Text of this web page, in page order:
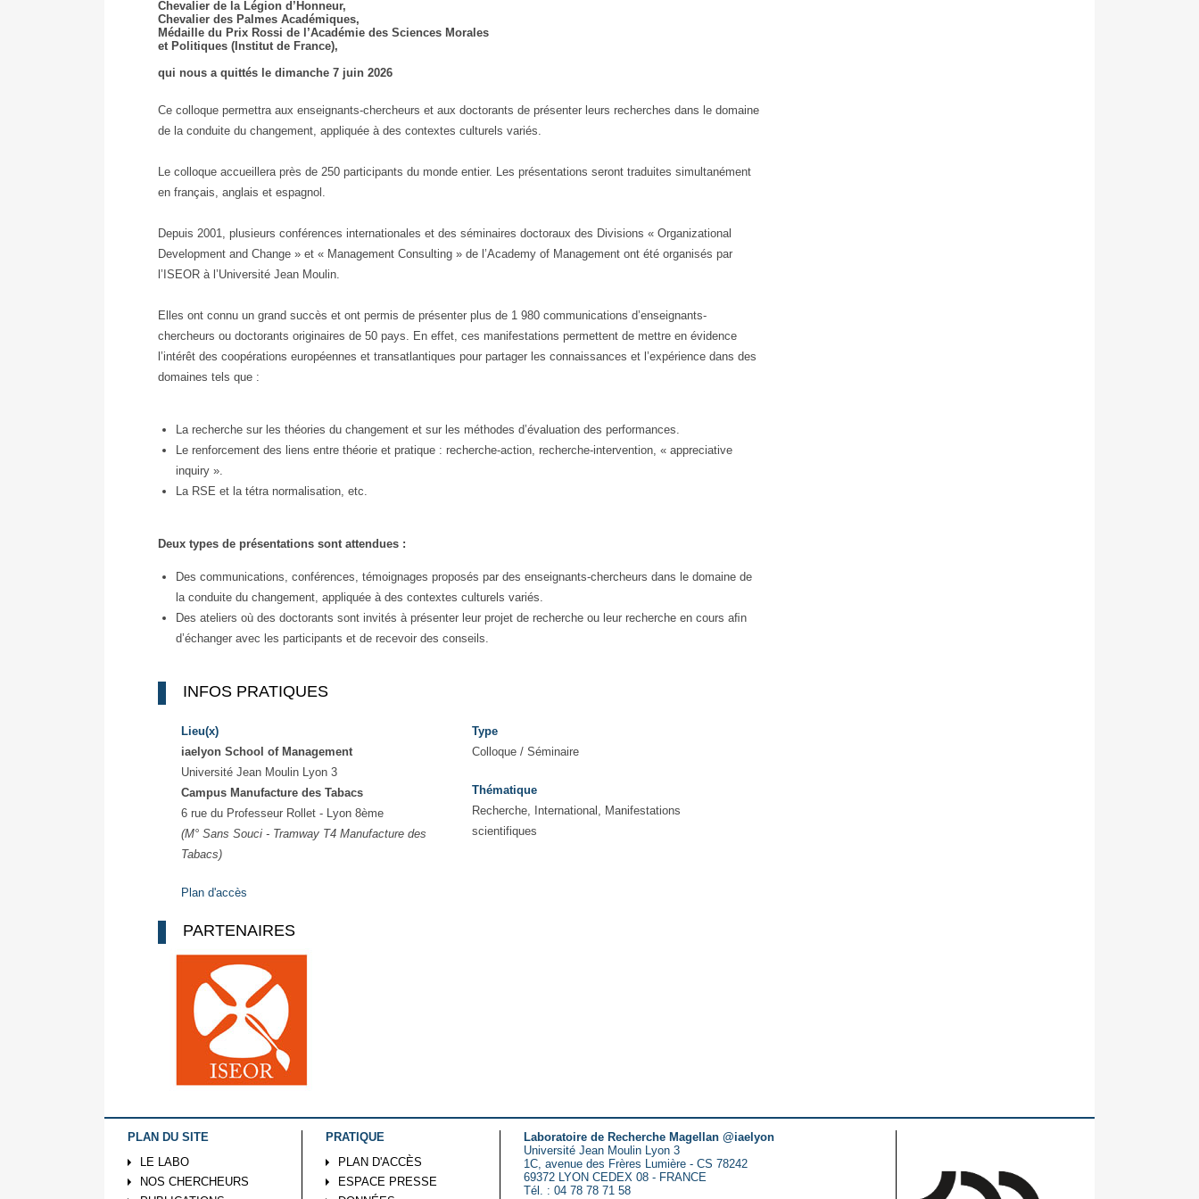
ISEOR
2026
Chevalier de la Légion d’Honneur,
Chevalier des Palmes Académiques,
Médaille du Prix Rossi de l’Académie des Sciences Morales
et Politiques (Institut de France),
qui nous a quittés le dimanche 7 juin 2026
Ce colloque permettra aux enseignants-chercheurs et aux doctorants de présenter leurs recherches dans le domaine
de la conduite du changement, appliquée à des contextes culturels variés.
Le colloque accueillera près de 250 participants du monde entier. Les présentations seront traduites simultanément
en français, anglais et espagnol.
Depuis 2001, plusieurs conférences internationales et des séminaires doctoraux des Divisions « Organizational
Development and Change » et « Management Consulting » de l’Academy of Management ont été organisés par
l’ISEOR à l’Université Jean Moulin.
Elles ont connu un grand succès et ont permis de présenter plus de 1 980 communications d’enseignants-
chercheurs ou doctorants originaires de 50 pays. En effet, ces manifestations permettent de mettre en évidence
l’intérêt des coopérations européennes et transatlantiques pour partager les connaissances et l’expérience dans des
domaines tels que :
La recherche sur les théories du changement et sur les méthodes d’évaluation des performances.
Le renforcement des liens entre théorie et pratique : recherche-action, recherche-intervention, « appreciative
inquiry ».
La RSE et la tétra normalisation, etc.
Deux types de présentations sont attendues :
Des communications, conférences, témoignages proposés par des enseignants-chercheurs dans le domaine de
la conduite du changement, appliquée à des contextes culturels variés.
Des ateliers où des doctorants sont invités à présenter leur projet de recherche ou leur recherche en cours aﬁn
d’échanger avec les participants et de recevoir des conseils.
INFOS PRATIQUES
Lieu(x)
iaelyon School of Management
Université Jean Moulin Lyon 3
Campus Manufacture des Tabacs
6 rue du Professeur Rollet - Lyon 8ème
(M° Sans Souci - Tramway T4 Manufacture des
Tabacs)
Plan d'accès
Type
Colloque / Séminaire
Thématique
Recherche, International, Manifestations
scientifiques
PARTENAIRES
PLAN DU SITE
LE LABO
NOS CHERCHEURS
PRATIQUE
PLAN D'ACCÈS
ESPACE PRESSE
Laboratoire de Recherche Magellan @iaelyon
Université Jean Moulin Lyon 3
1C, avenue des Frères Lumière - CS 78242
69372 LYON CEDEX 08 - FRANCE
Tél. : 04 78 78 71 58